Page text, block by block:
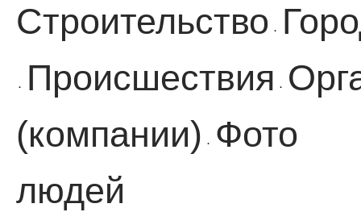
Строительство ·
· Происшествия ·
(компании)
·
Фото
людей